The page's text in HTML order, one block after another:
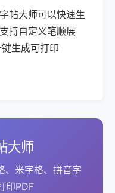
帖大师可以快速生
持自定义笔顺展
生成可打印
大师
、米字格、拼音字
印PDF